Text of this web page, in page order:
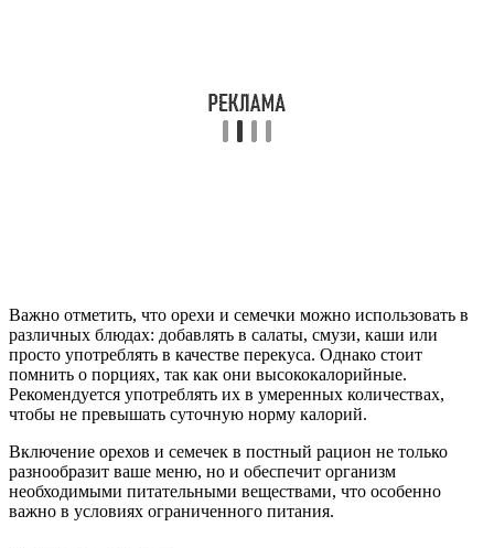
Важно отметить, что орехи и семечки можно использовать в
различных блюдах: добавлять в салаты, смузи, каши или
просто употреблять в качестве перекуса. Однако стоит
помнить о порциях, так как они высококалорийные.
Рекомендуется употреблять их в умеренных количествах,
чтобы не превышать суточную норму калорий.
Включение орехов и семечек в постный рацион не только
разнообразит ваше меню, но и обеспечит организм
необходимыми питательными веществами, что особенно
важно в условиях ограниченного питания.